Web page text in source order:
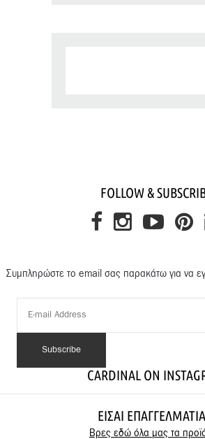
FOLLOW &
Συμπληρώστε το email σας παρακάτω για να
CARDINAL ON
ΕΊΣΑΙ
Βρες εδώ όλα μας τα